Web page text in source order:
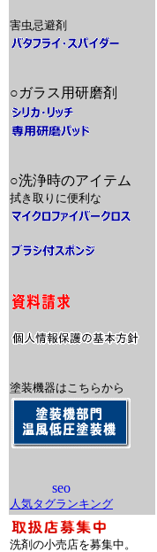
害虫忌避剤
○ガラス用研磨剤
○洗浄時のアイテム
拭き取りに便利な
塗装機器はこちらから
人気タグランキング
洗剤の小売店を募集中。